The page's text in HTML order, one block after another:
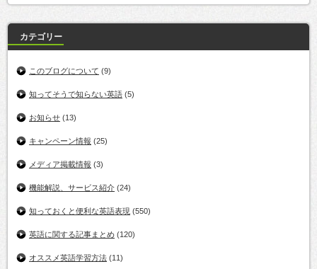
カテゴリー
このブログについて (9)
知ってそうで知らない英語 (5)
お知らせ (13)
キャンペーン情報 (25)
メディア掲載情報 (3)
機能解説、サービス紹介 (24)
知っておくと便利な英語表現 (550)
英語に関する記事まとめ (120)
オススメ英語学習方法 (11)